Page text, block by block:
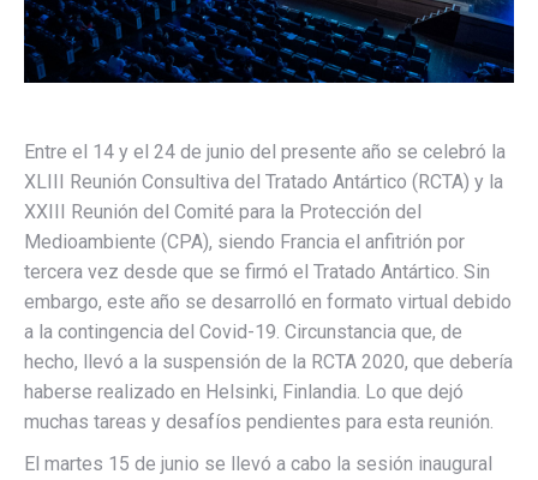
Entre el 14 y el 24 de junio del presente año se celebró la
XLIII Reunión Consultiva del Tratado Antártico (RCTA) y la
XXIII Reunión del Comité para la Protección del
Medioambiente (CPA), siendo Francia el anfitrión por
tercera vez desde que se firmó el Tratado Antártico. Sin
embargo, este año se desarrolló en formato virtual debido
a la contingencia del Covid-19. Circunstancia que, de
hecho, llevó a la suspensión de la RCTA 2020, que debería
haberse realizado en Helsinki, Finlandia. Lo que dejó
muchas tareas y desafíos pendientes para esta reunión.
El martes 15 de junio se llevó a cabo la sesión inaugural